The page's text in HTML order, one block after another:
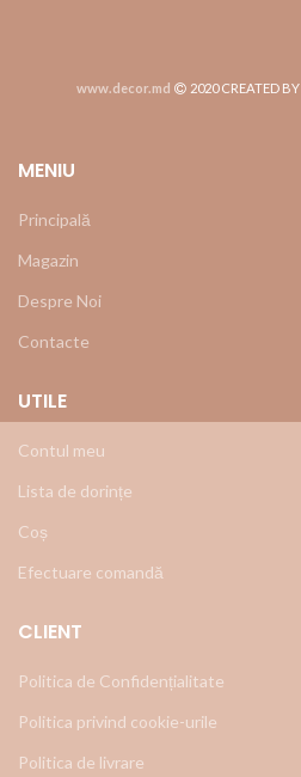
www.decor.md 2020 CREATED BY
MENIU
Principală
Magazin
Despre Noi
Contacte
UTILE
Contul meu
Lista de dorințe
Coș
Efectuare comandă
CLIENT
Politica de Confidențialitate
Politica privind cookie-urile
Politica de livrare